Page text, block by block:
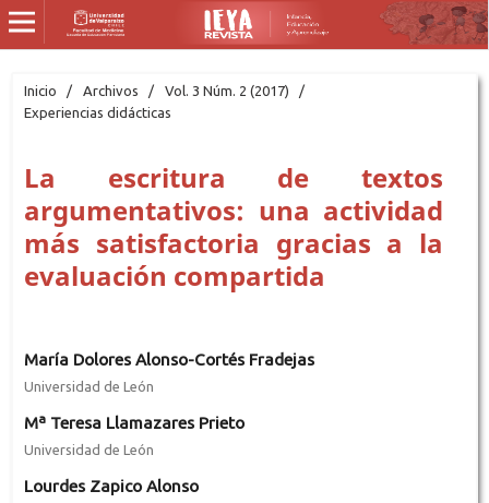
Inicio / Archivos / Vol. 3 Núm. 2 (2017)
/
Experiencias didácticas
La escritura de textos
argumentativos: una actividad
más satisfactoria gracias a la
evaluación compartida
María Dolores Alonso-Cortés Fradejas
Universidad de León
Mª Teresa Llamazares Prieto
Universidad de León
Lourdes Zapico Alonso